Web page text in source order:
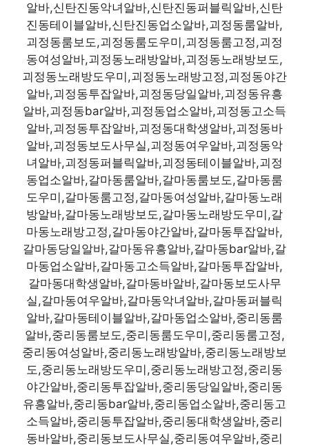
알바,신탄진동악녀알바,신탄진동퍼블릭알바,신탄
진동테이블알바,신탄진동업소알바,괴정동룸알바,
괴정동룸보도,괴정동룸도우미,괴정동룸고정,괴정
동여성알바,괴정동노래방알바,괴정동노래방보도,
괴정동노래방도우미,괴정동노래방고정,괴정동야간
알바,괴정동투잡알바,괴정동당일알바,괴정동유흥
알바,괴정동bar알바,괴정동업소알바,괴정동고소득
알바,괴정동투잡알바,괴정동대학생알바,괴정동바
알바,괴정동보도사무실,괴정동여우알바,괴정동악
녀알바,괴정동퍼블릭알바,괴정동테이블알바,괴정
동업소알바,갈마동룸알바,갈마동룸보도,갈마동룸
도우미,갈마동룸고정,갈마동여성알바,갈마동노래
방알바,갈마동노래방보도,갈마동노래방도우미,갈
마동노래방고정,갈마동야간알바,갈마동투잡알바,
갈마동당일알바,갈마동유흥알바,갈마동bar알바,갈
마동업소알바,갈마동고소득알바,갈마동투잡알바,
갈마동대학생알바,갈마동바알바,갈마동보도사무
실,갈마동여우알바,갈마동악녀알바,갈마동퍼블릭
알바,갈마동테이블알바,갈마동업소알바,중리동룸
알바,중리동룸보도,중리동룸도우미,중리동룸고정,
중리동여성알바,중리동노래방알바,중리동노래방보
도,중리동노래방도우미,중리동노래방고정,중리동
야간알바,중리동투잡알바,중리동당일알바,중리동
유흥알바,중리동bar알바,중리동업소알바,중리동고
소득알바,중리동투잡알바,중리동대학생알바,중리
동바알바,중리동보도사무실,중리동여우알바,중리